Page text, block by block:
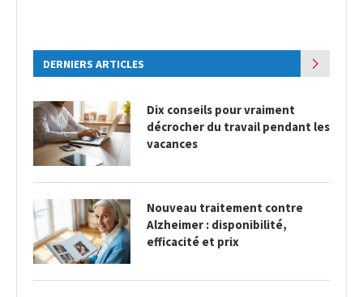
DERNIERS ARTICLES
Dix conseils pour vraiment
décrocher du travail pendant les
vacances
Nouveau traitement contre
Alzheimer : disponibilité,
efficacité et prix